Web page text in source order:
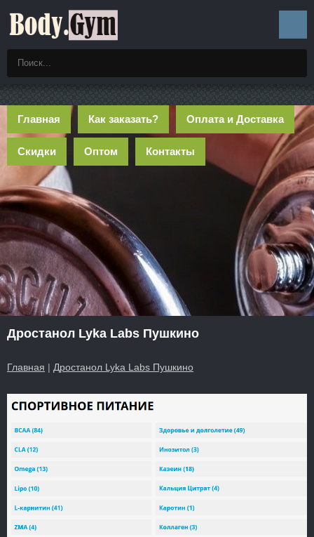
Главная Как заказать? Оплата и Доставка
Скидки Оптом Контакты
Дростанол Lyka Labs Пушкино
Главная | Дростанол Lyka Labs Пушкино